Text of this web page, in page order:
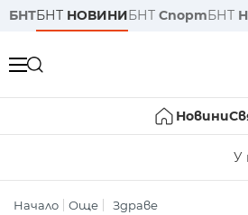
БНТБНТ НОВИНИБНТ СпортБНТ
Новини
У
Начало Още Здраве